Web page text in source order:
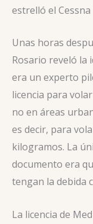
estrelló el
Unas horas
Rosario reveló la
era un experto
licencia para
no en áreas
es decir, para
kilogramos. La
documento era
tengan la debida
La licencia de